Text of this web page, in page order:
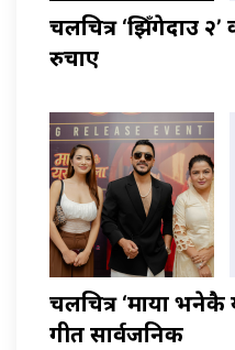
चलचित्र ‘झिँगेदाउ
रुचाए
चलचित्र ‘माया भनेकै
गीत सार्वजनिक